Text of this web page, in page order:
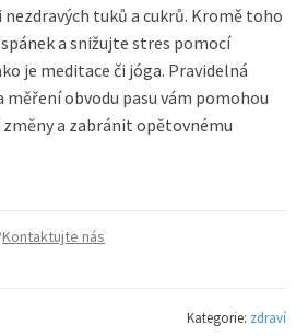
tuků a cukrů. Kromě toho
a snižujte stres pomocí
je meditace či jóga. Pravidelná
obvodu pasu vám pomohou
a zabránit opětovnému
Kontaktujte nás
Kategorie: zdraví